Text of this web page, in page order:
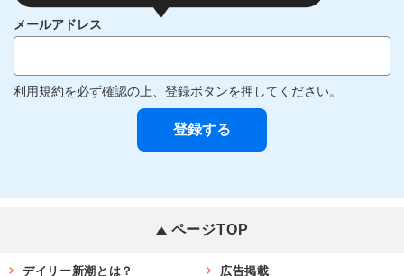
メールアドレス
利用規約を必ず確認の上、登録ボタンを押してください。
ページTOP
デイリー新潮とは？ 広告掲載